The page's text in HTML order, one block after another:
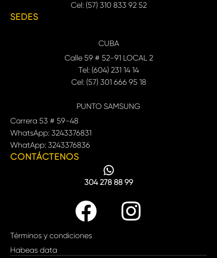
Cel: (57) 310 833 92 52
SEDES
CUBA
Calle 59 # 52-91 LOCAL 2
Tel: (604) 231 14 14
Cel: (57) 301 666 95 18
PUNTO SAMSUNG
Carrera 53 # 59-48
WhatsApp: 3243376831
WhatApp: 3243376836
CONTÁCTENOS
304 278 88 99
Términos y condiciones
Habeas data